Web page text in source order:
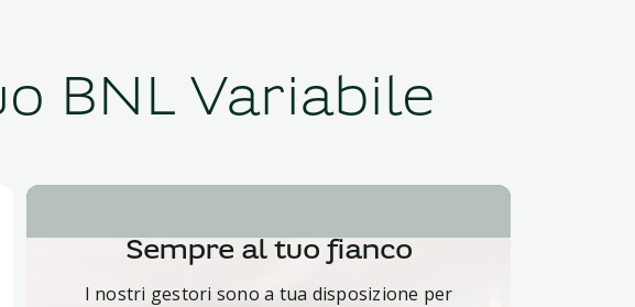
BNL Variabile
Sempre al tuo fianco
I nostri gestori sono a tua disposizione per